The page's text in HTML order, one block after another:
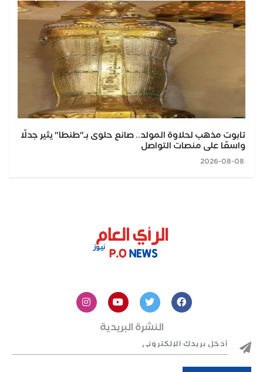
تابوت مذهب لحلاوة المولد.. صانع حلوى بـ"طنطا" يثير جدلًا
واسعًا على منصات التواصل
النشرة البريدية